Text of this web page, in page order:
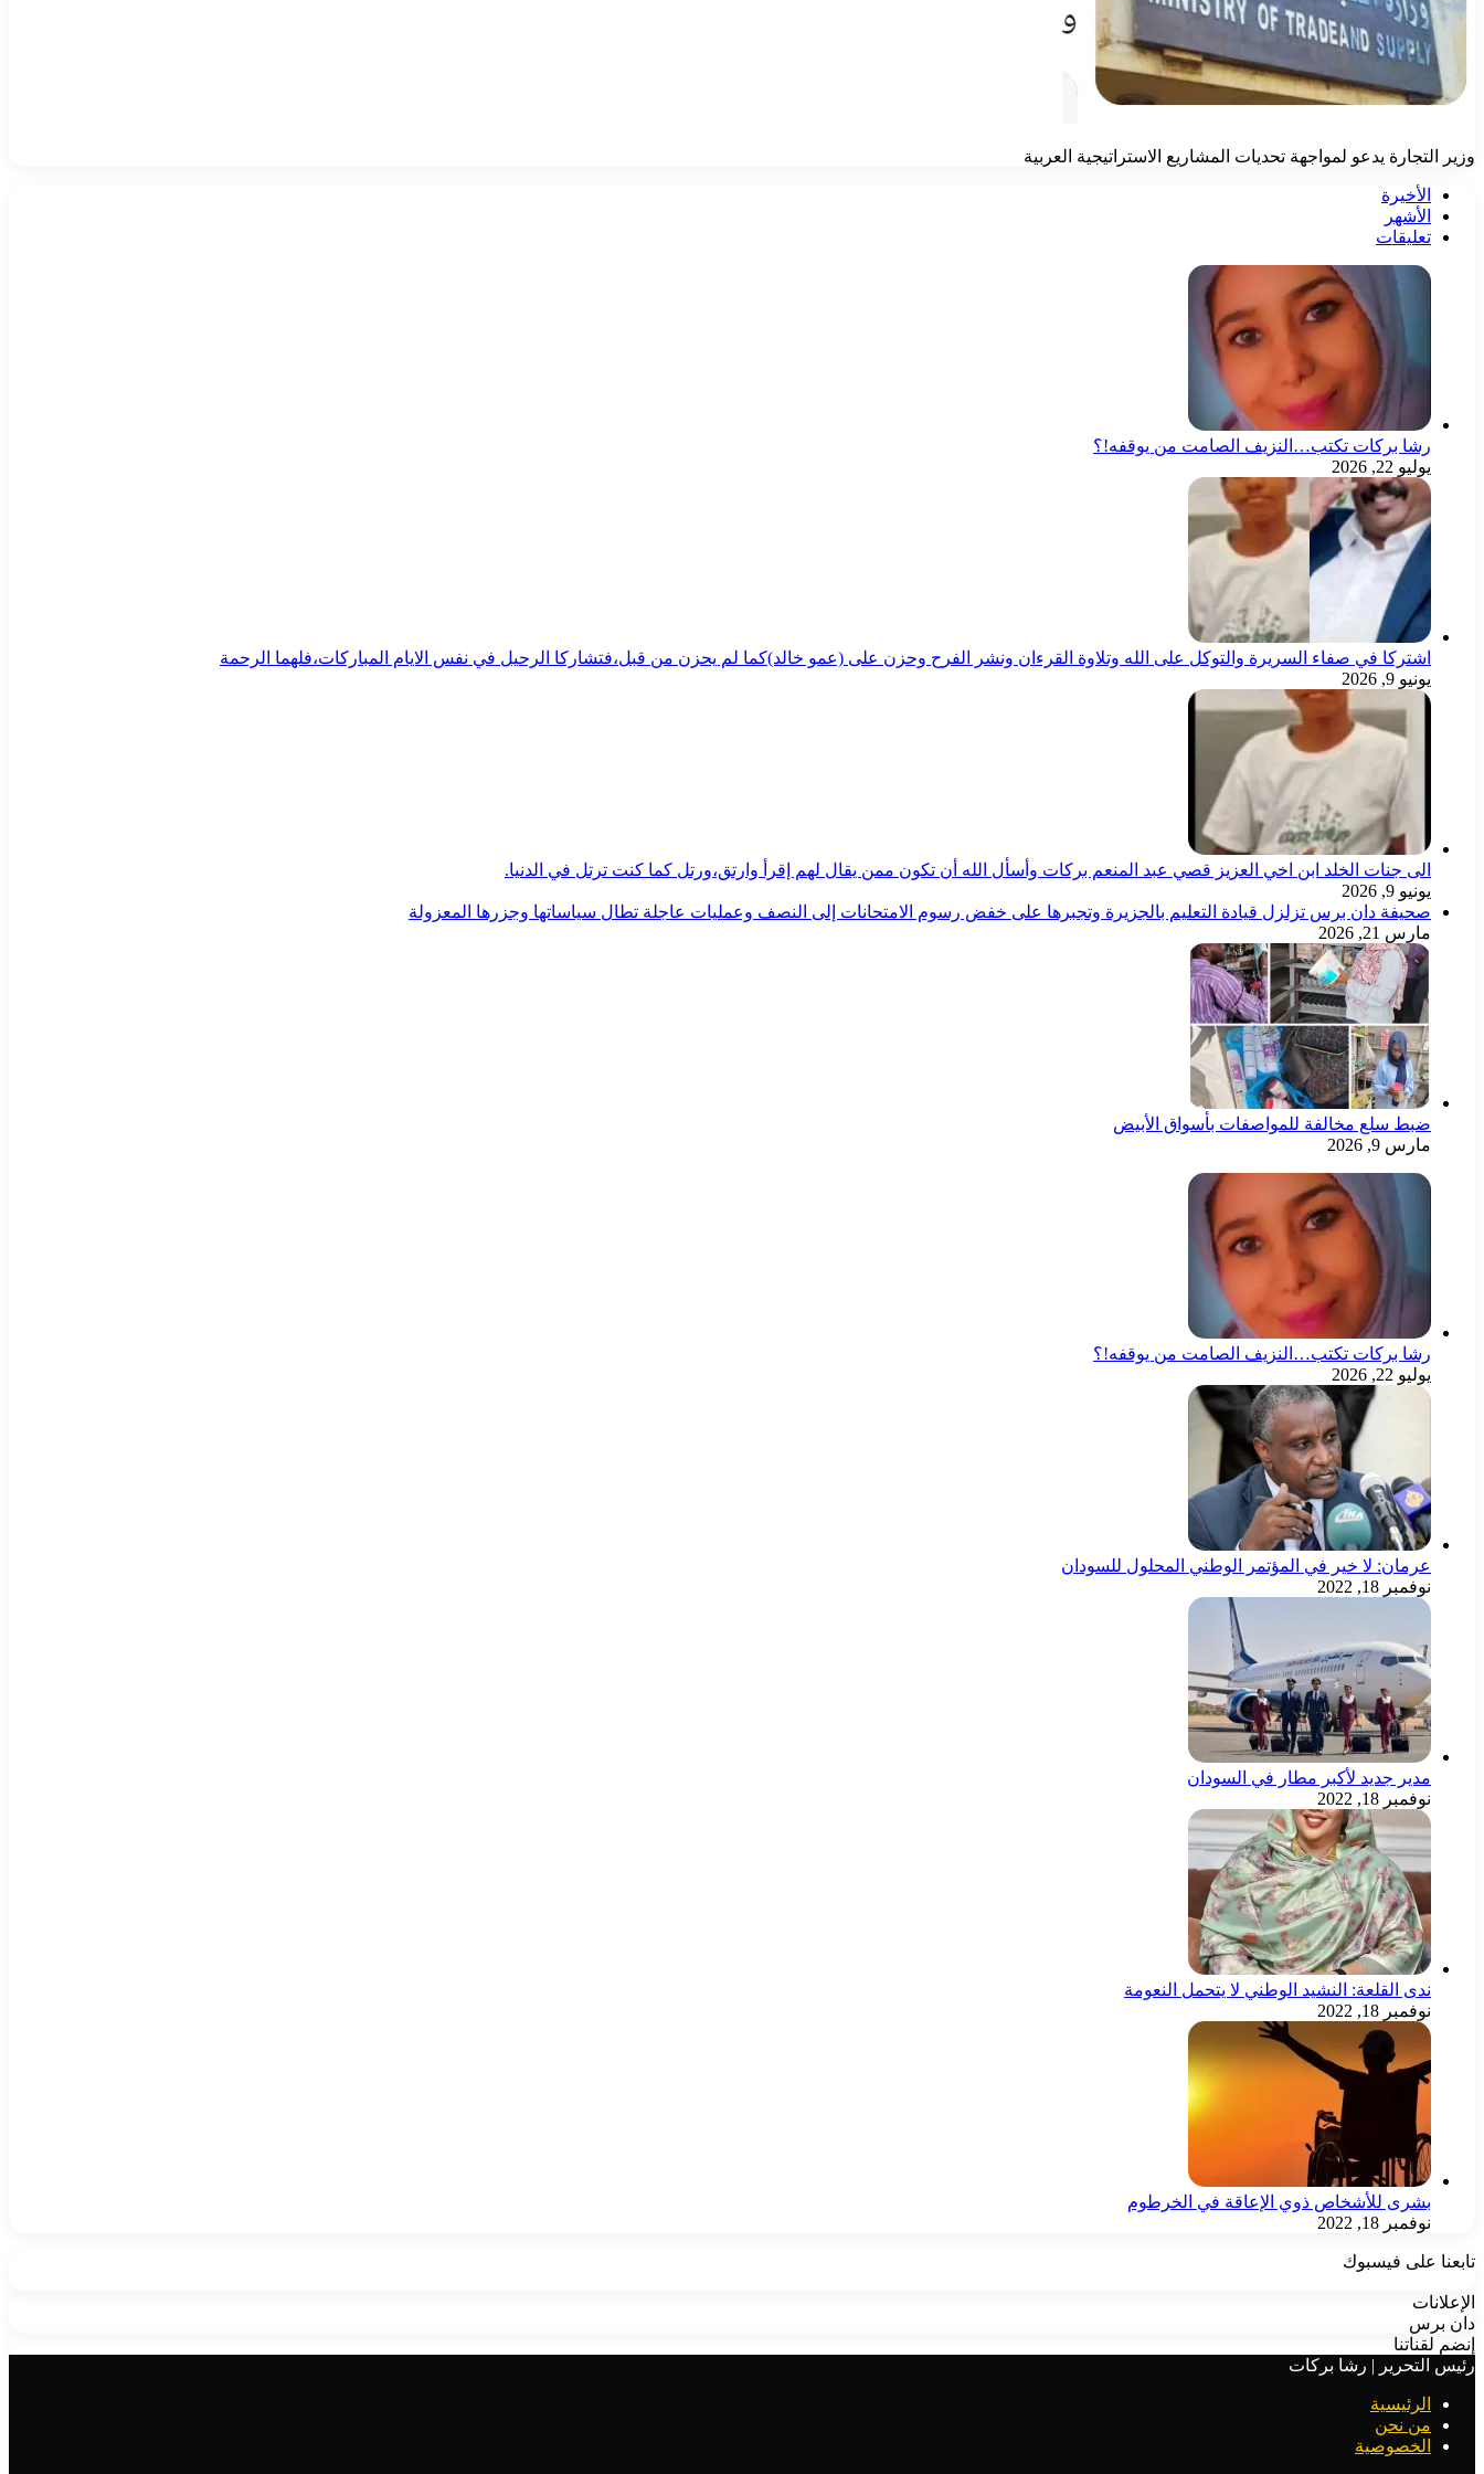
وزير التجارة يدعو لمواجهة تحديات المشاريع الاستراتيجية العربية
الأخيرة
الأشهر
تعليقات
رشا بركات تكتب…النزيف الصامت من يوقفه!؟
يوليو 22, 2026
اشتركا في صفاء السريرة والتوكل على الله وتلاوة القرءان ونشر الفرح وحزن على (عمو خالد)كما لم يحزن من قبل،فتشاركا الرحيل في نفس الايام المباركات،فلهما الرحمة
يونيو 9, 2026
الى جنات الخلد ابن اخي العزيز قصي عبد المنعم بركات وأسأل الله أن تكون ممن يقال لهم إقرأ وارتق،ورتل كما كنت ترتل في الدنيا.
يونيو 9, 2026
صحيفة دان برس تزلزل قيادة التعليم بالجزيرة وتجبرها على خفض رسوم الامتحانات إلى النصف وعمليات عاجلة تطال سياساتها وجزرها المعزولة
مارس 21, 2026
ضبط سلع مخالفة للمواصفات بأسواق الأبيض
مارس 9, 2026
رشا بركات تكتب…النزيف الصامت من يوقفه!؟
يوليو 22, 2026
عرمان: لا خير في المؤتمر الوطني المحلول للسودان
نوفمبر 18, 2022
مدير جديد لأكبر مطار في السودان
نوفمبر 18, 2022
ندى القلعة: النشيد الوطني لا يتحمل النعومة
نوفمبر 18, 2022
بشرى للأشخاص ذوي الإعاقة في الخرطوم
نوفمبر 18, 2022
تابعنا على فيسبوك
الإعلانات
دان برس
إنضم لقناتنا
رئيس التحرير | رشا بركات
الرئيسية
من نحن
الخصوصية